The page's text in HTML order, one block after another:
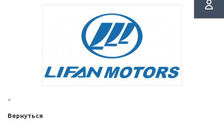
*
Вернуться